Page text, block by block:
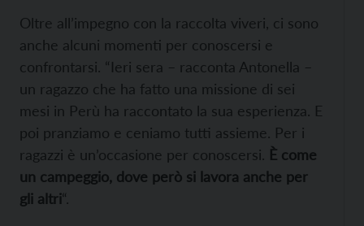
Oltre all’impegno con la raccolta viveri, ci sono
anche alcuni momenti per conoscersi e
confrontarsi. “Ieri sera – racconta Antonella –
un ragazzo che ha fatto una missione di sei
mesi in Perù ha raccontato la sua esperienza. E
poi pranziamo e ceniamo tutti assieme. Per i
ragazzi è un’occasione per conoscersi. È come
un campeggio, dove però si lavora anche per
gli altri“.